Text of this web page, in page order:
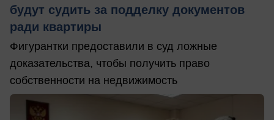
будут судить за подделку документов
ради квартиры
Фигурантки предоставили в суд ложные
доказательства, чтобы получить право
собственности на недвижимость